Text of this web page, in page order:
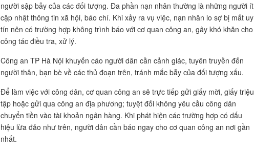
người sập bẫy của các đối tượng. Đa phần nạn nhân thường là những người ít
cập nhật thông tin xã hội, báo chí. Khi xảy ra vụ việc, nạn nhân lo sợ bị mất uy
tín nên có trường hợp không trình báo với cơ quan công an, gây khó khăn cho
công tác điều tra, xử lý.
Công an TP Hà Nội khuyến cáo người dân cần cảnh giác, tuyên truyền đến
người thân, bạn bè về các thủ đoạn trên, tránh mắc bẫy của đối tượng xấu.
Để làm việc với công dân, cơ quan công an sẽ trực tiếp gửi giấy mời, giấy triệu
tập hoặc gửi qua công an địa phương; tuyệt đối không yêu cầu công dân
chuyển tiền vào tài khoản ngân hàng. Khi phát hiện các trường hợp có dấu
hiệu lừa đảo như trên, người dân cần báo ngay cho cơ quan công an nơi gần
nhất.